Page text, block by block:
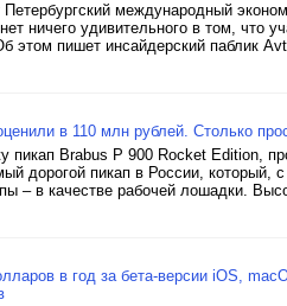
международный
ничего удивительного в том, что
этом пишет инсайдерский паблик
в 110 млн рублей. Столько
пикап Brabus P 900 Rocket Edition,
дорогой пикап в России, который,
– в качестве рабочей лошадки.
в год за бета-версии iOS,